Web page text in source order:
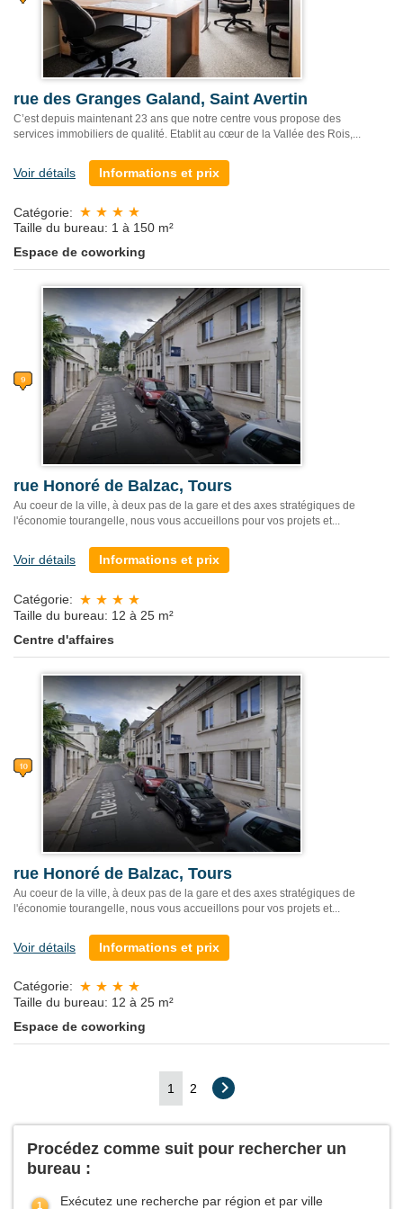
rue des Granges Galand, Saint Avertin
C’est depuis maintenant 23 ans que notre centre vous propose des
services immobiliers de qualité. Etablit au cœur de la Vallée des Rois,...
Voir détails Informations et prix
Catégorie:
Taille du bureau: 1 à 150 m²
Espace de coworking
rue Honoré de Balzac, Tours
Au coeur de la ville, à deux pas de la gare et des axes stratégiques de
l'économie tourangelle, nous vous accueillons pour vos projets et...
Voir détails Informations et prix
Catégorie:
Taille du bureau: 12 à 25 m²
Centre d'affaires
rue Honoré de Balzac, Tours
Au coeur de la ville, à deux pas de la gare et des axes stratégiques de
l'économie tourangelle, nous vous accueillons pour vos projets et...
Voir détails Informations et prix
Catégorie:
Taille du bureau: 12 à 25 m²
Espace de coworking
1 2
Procédez comme suit pour rechercher un
bureau :
Exécutez une recherche par région et par ville